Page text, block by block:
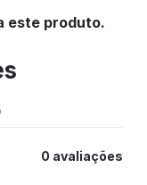
este produto.
0 avaliações